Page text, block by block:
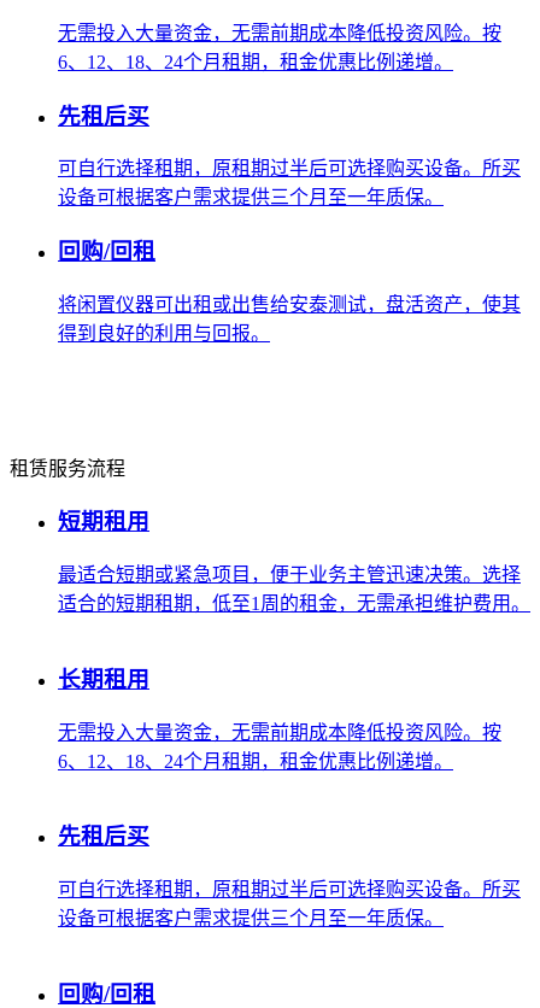
无需投入大量资金，无需前期成本降低投资风险。按
6、12、18、24个月租期，租金优惠比例递增。
先租后买
可自行选择租期，原租期过半后可选择购买设备。所买
设备可根据客户需求提供三个月至一年质保。
回购/回租
将闲置仪器可出租或出售给安泰测试，盘活资产，使其
得到良好的利用与回报。
租赁服务流程
短期租用
最适合短期或紧急项目，便于业务主管迅速决策。选择
适合的短期租期，低至1周的租金，无需承担维护费用。
长期租用
无需投入大量资金，无需前期成本降低投资风险。按
6、12、18、24个月租期，租金优惠比例递增。
先租后买
可自行选择租期，原租期过半后可选择购买设备。所买
设备可根据客户需求提供三个月至一年质保。
回购/回租